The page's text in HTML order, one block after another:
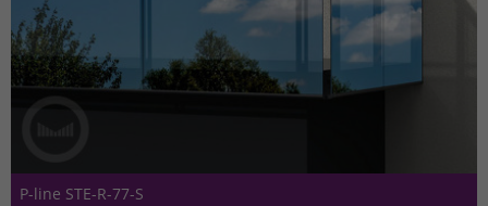
P-line STE-R-77-S